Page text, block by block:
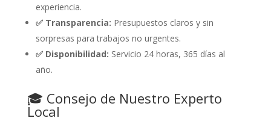
experiencia.
✅ Transparencia: Presupuestos claros y sin
sorpresas para trabajos no urgentes.
✅ Disponibilidad: Servicio 24 horas, 365 días al
año.
🎓 Consejo de Nuestro Experto
Local